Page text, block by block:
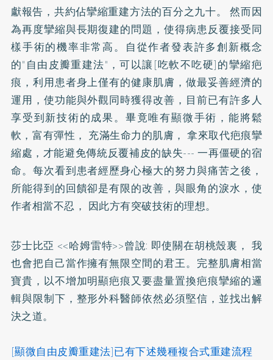
獻報告，共約佔攣縮重建方法的百分之九十。 然而因
為再度攣縮與長期復建的問題，使得病患反覆接受同
樣手術的機率非常高。自從作者發表許多創新概念
的"自由皮瓣重建法"，可以讓[吃軟不吃硬]的攣縮疤
痕，利用患者身上僅有的健康肌膚，做最妥善經濟的
運用，使功能與外觀同時獲得改善，目前已有許多人
享受到新技術的成果。畢竟唯有顯微手術，能將鬆
軟，富有彈性， 充滿生命力的肌膚， 拿來取代疤痕攣
縮處，才能避免傳統反覆補皮的缺失--- 一再僵硬的宿
命。每次看到患者經歷身心極大的努力與痛苦之後，
所能得到的回饋卻是有限的改善，與眼角的淚水，使
作者相當不忍， 因此方有突破技術的理想。
莎士比亞 <<哈姆雷特>>曾說: 即使關在胡桃殼裏， 我
也會把自己當作擁有無限空間的君王。完整肌膚相當
寶貴，以不增加明顯疤痕又要盡量置換疤痕攣縮的邏
輯與限制下，整形外科醫師依然必須堅信，並找出解
決之道。
[顯微自由皮瓣重建法]已有下述幾種複合式重建流程